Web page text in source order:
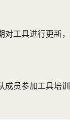
工具进行更新，
员参加工具培训